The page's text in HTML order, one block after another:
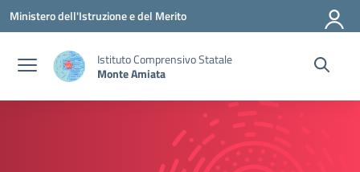
Vai ai contenuti
Vai al menu di navigazione
Vai al footer
Ministero dell'Istruzione e del Merito
Istituto Comprensivo Statale
Monte Amiata